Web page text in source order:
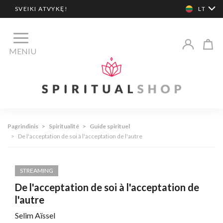
SVEIKI ATVYKĘ! LT
MENIU
Pagrindinis > Spiritualité > Guide spirituel
> De l'acceptation de soi à l'acceptation de l'autre
STREAMING
De l'acceptation de soi à l'acceptation de
l'autre
Selim Aïssel